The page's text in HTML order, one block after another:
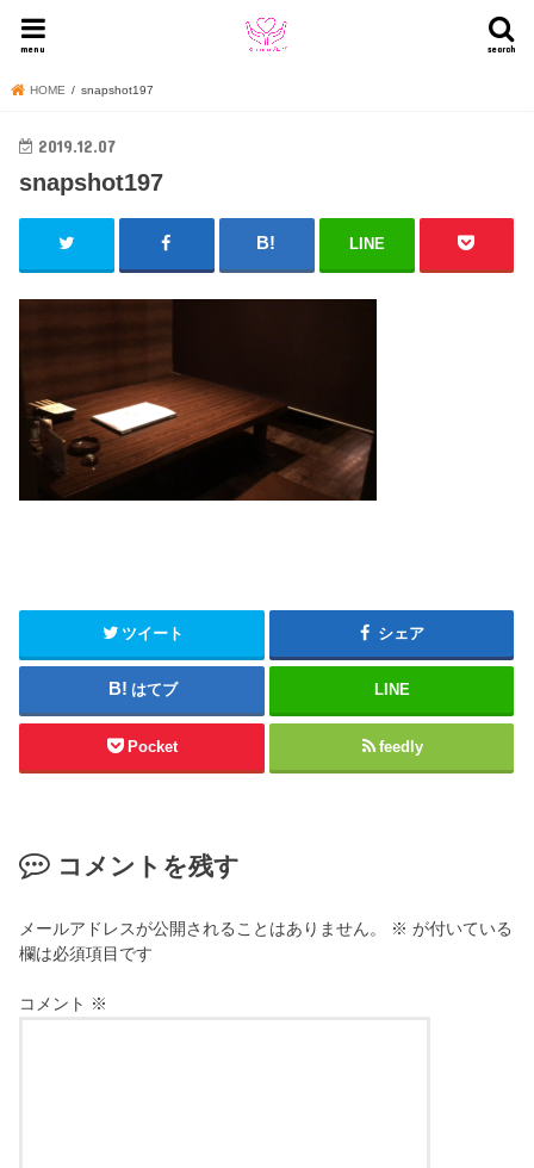
search
menu
HOME snapshot197
2019.12.07
snapshot197
LINE
ツイート シェア
はてブ LINE
Pocket feedly
コメントを残す
メールアドレスが公開されることはありません。 ※ が付いている
欄は必須項目です
コメント ※